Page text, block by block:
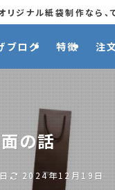
リジナル紙袋制作なら、
ブログ 特徴 注
の話
2024年12月19日